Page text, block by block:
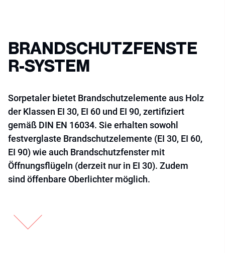
BRANDSCHUTZFENSTE
R-SYSTEM
Sorpetaler bietet Brandschutzelemente aus Holz
der Klassen EI 30, EI 60 und EI 90, zertifiziert
gemäß DIN EN 16034. Sie erhalten sowohl
festverglaste Brandschutzelemente (EI 30, EI 60,
EI 90) wie auch Brandschutzfenster mit
Öffnungsflügeln (derzeit nur in EI 30). Zudem
sind öffenbare Oberlichter möglich.